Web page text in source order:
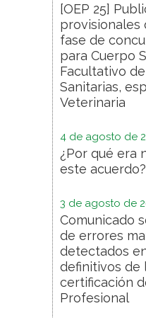
[OEP 25]
provisionales
fase de
para Cuerpo
Facultativo
Sanitarias,
Veterinaria
4 de agosto de
¿Por qué era
este acuerdo?
3 de agosto de
Comunicado
de errores
detectados
definitivos de
certificación
Profesional